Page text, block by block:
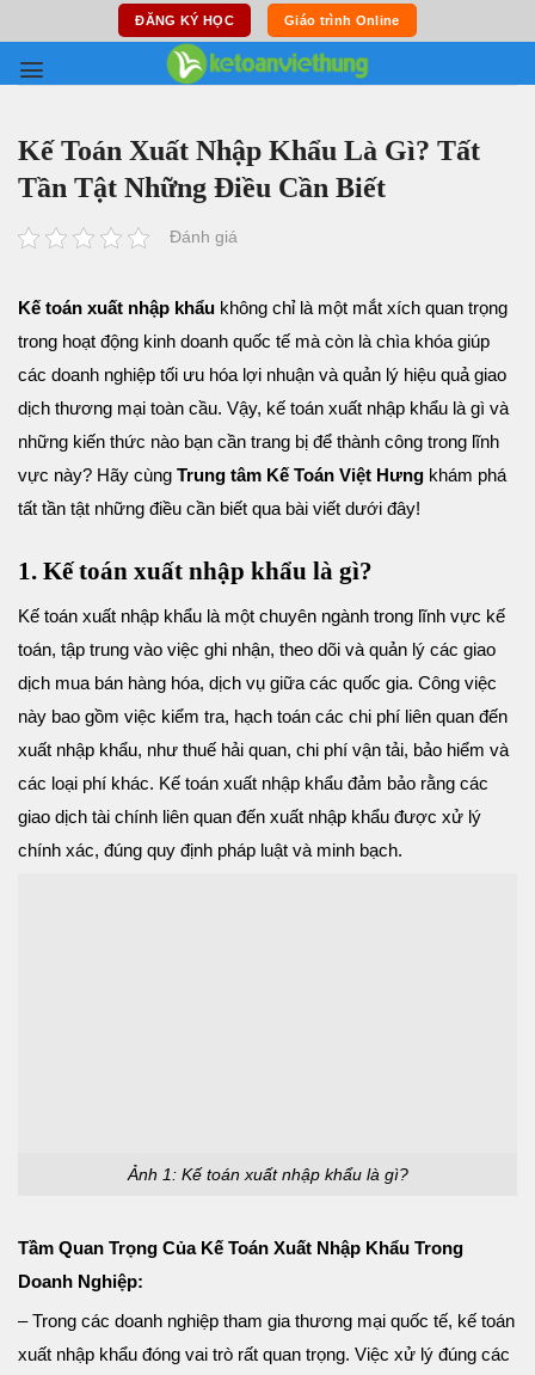
content
ĐĂNG KÝ HỌC Giáo trình Online
Kế Toán Xuất Nhập Khẩu Là Gì? Tất
Tần Tật Những Điều Cần Biết
Đánh giá
Kế toán xuất nhập khẩu không chỉ là một mắt xích quan trọng
trong hoạt động kinh doanh quốc tế mà còn là chìa khóa giúp
các doanh nghiệp tối ưu hóa lợi nhuận và quản lý hiệu quả giao
dịch thương mại toàn cầu. Vậy, kế toán xuất nhập khẩu là gì và
những kiến thức nào bạn cần trang bị để thành công trong lĩnh
vực này? Hãy cùng Trung tâm Kế Toán Việt Hưng khám phá
tất tần tật những điều cần biết qua bài viết dưới đây!
1. Kế toán xuất nhập khẩu là gì?
Kế toán xuất nhập khẩu là một chuyên ngành trong lĩnh vực kế
toán, tập trung vào việc ghi nhận, theo dõi và quản lý các giao
dịch mua bán hàng hóa, dịch vụ giữa các quốc gia. Công việc
này bao gồm việc kiểm tra, hạch toán các chi phí liên quan đến
xuất nhập khẩu, như thuế hải quan, chi phí vận tải, bảo hiểm và
các loại phí khác. Kế toán xuất nhập khẩu đảm bảo rằng các
giao dịch tài chính liên quan đến xuất nhập khẩu được xử lý
chính xác, đúng quy định pháp luật và minh bạch.
Ảnh 1: Kế toán xuất nhập khẩu là gì?
Tầm Quan Trọng Của Kế Toán Xuất Nhập Khẩu Trong
Doanh Nghiệp:
– Trong các doanh nghiệp tham gia thương mại quốc tế, kế toán
xuất nhập khẩu đóng vai trò rất quan trọng. Việc xử lý đúng các